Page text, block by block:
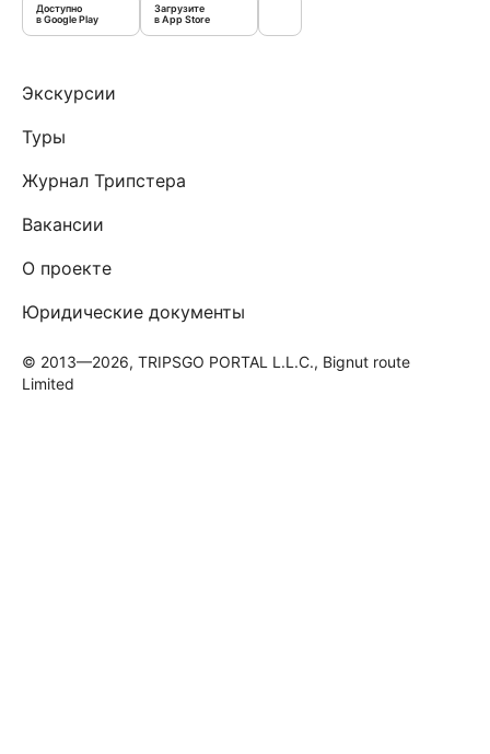
Доступно
в Google Play
Загрузите
в App Store
Экскурсии
Туры
Журнал Трипстера
Вакансии
О проекте
Юридические документы
© 2013—2026, TRIPSGO PORTAL L.L.C., Bignut route
Limited